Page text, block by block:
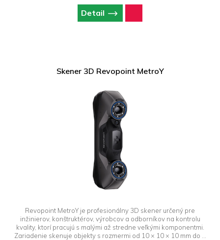
následného spracovania vám umožnia pracovať bez počítača.
Fotorealistické farby zabezpečuje 48 Mpx kamera RGB, zatiaľ čo
9-osová IMU, certifikácia IP45 a Wi-Fi 6 zaručujú spoľahlivosť v
Detail
Skener 3D Revopoint MetroY
Revopoint MetroY je profesionálny 3D skener určený pre
inžinierov, konštruktérov, výrobcov a odborníkov na kontrolu
kvality, ktorí pracujú s malými až stredne veľkými komponentmi.
Zariadenie skenuje objekty s rozmermi od 10 × 10 × 10 mm do 1